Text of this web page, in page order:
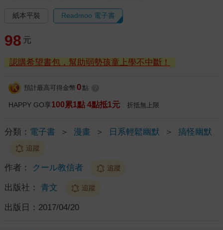
紙本平裝 Readmoo 電子書
98 元
認購希望書包，幫助弱勢孩童上學不中斷！
預計最高可得金幣 0 點
HAPPY GO享100累1點 4點抵1元 折抵無上限
分類： 電子書 ＞ 漫畫 ＞ 日系輕鬆幽默 ＞ 搞怪幽默
追蹤
作者： クール教信者 追蹤
出版社： 青文 追蹤
出版日： 2017/04/20